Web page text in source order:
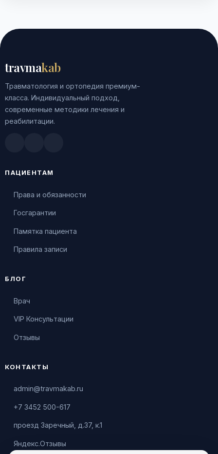
travmakab
Травматология и ортопедия премиум-
класса. Индивидуальный подход,
современные методики лечения и
реабилитации.
ПАЦИЕНТАМ
Права и обязанности
Госгарантии
Памятка пациента
Правила записи
БЛОГ
Врач
VIP Консультации
Отзывы
КОНТАКТЫ
admin@travmakab.ru
+7 3452 500-617
проезд Заречный, д.37, к.1
Яндекс.Отзывы